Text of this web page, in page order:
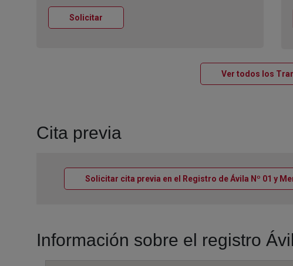
Solicitar
Ver todos los
Cita previa
Solicitar cita previa en el Registro de Ávila Nº 01 y
Información sobre el registro